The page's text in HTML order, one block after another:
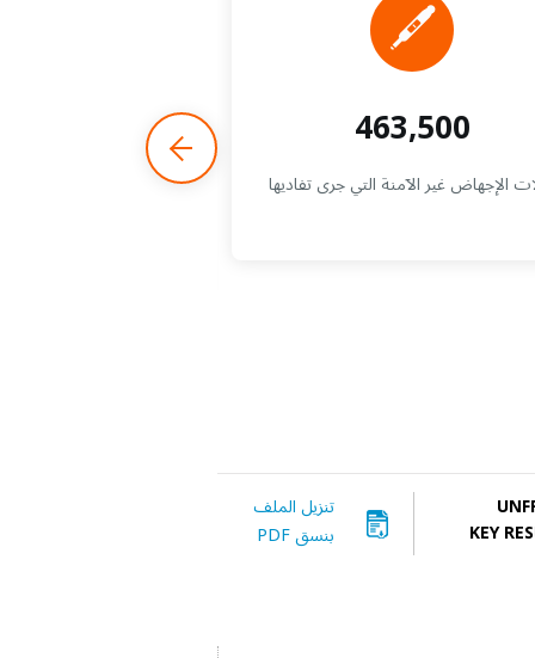
463,500
الإجهاض غير الآمنة التي جرى تفاديها people reached
KEY
تنزيل الملف
بنسق PDF